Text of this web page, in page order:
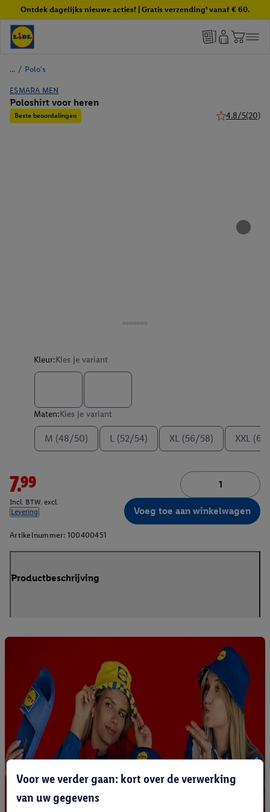
Ontdek dagelijks nieuwe acties! | Gratis verzending¹ vanaf € 60.
/ Polo's
ESMARA MEN
Poloshirt voor heren
Beste beoordelingen 4.8/5(20)
Kleur:Kies je variant
Maten:Kies je variant
M (48/50) L (52/54) XL (56/58) XXL
7.99
Incl. BTW. excl.
Levering
Voeg toe aan winkelwagen
Artikelnummer: 100400451
Productbeschrijving
Voor we verder gaan: kort over de verwerking
van uw gegevens